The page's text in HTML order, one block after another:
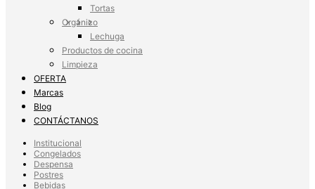
Tortas
Orgánico
Lechuga
Productos de cocina
Limpieza
OFERTA
Marcas
Blog
CONTÁCTANOS
Institucional
Congelados
Despensa
Postres
Bebidas